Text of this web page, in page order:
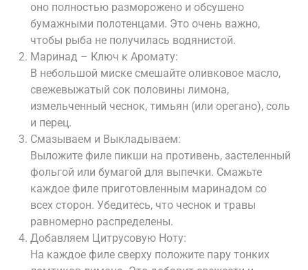
оно полностью разморожено и обсушено
бумажными полотенцами. Это очень важно,
чтобы рыба не получилась водянистой.
Маринад – Ключ к Аромату:
В небольшой миске смешайте оливковое масло,
свежевыжатый сок половины лимона,
измельченный чеснок, тимьян (или орегано), соль
и перец.
Смазываем и Выкладываем:
Выложите филе пикши на противень, застеленный
фольгой или бумагой для выпечки. Смажьте
каждое филе приготовленным маринадом со
всех сторон. Убедитесь, что чеснок и травы
равномерно распределены.
Добавляем Цитрусовую Ноту:
На каждое филе сверху положите пару тонких